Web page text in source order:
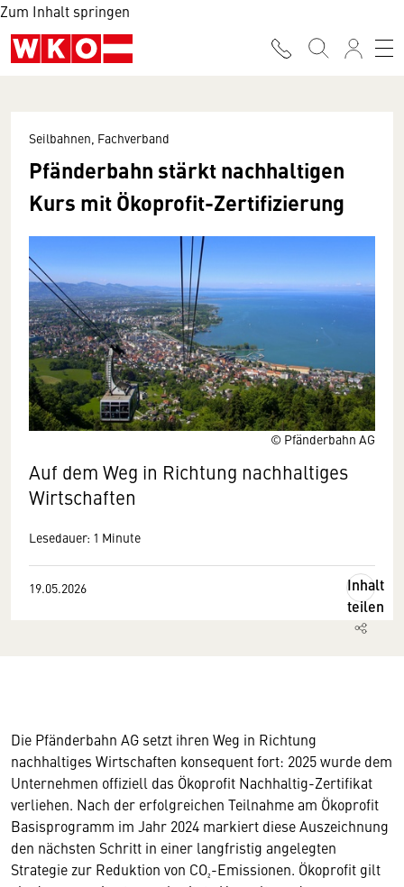
Zum Inhalt springen
© Pfänderbahn AG
Seilbahnen, Fachverband
Pfänderbahn stärkt nachhaltigen
Kurs mit Ökoprofit-Zertifizierung
Auf dem Weg in Richtung nachhaltiges
Wirtschaften
Lesedauer: 1 Minute
19.05.2026
Inhalt
teilen
Die Pfänderbahn AG setzt ihren Weg in Richtung
nachhaltiges Wirtschaften konsequent fort: 2025 wurde dem
Unternehmen offiziell das Ökoprofit Nachhaltig-Zertifikat
verliehen. Nach der erfolgreichen Teilnahme am Ökoprofit
Basisprogramm im Jahr 2024 markiert diese Auszeichnung
den nächsten Schritt in einer langfristig angelegten
Strategie zur Reduktion von CO₂-Emissionen. Ökoprofit gilt